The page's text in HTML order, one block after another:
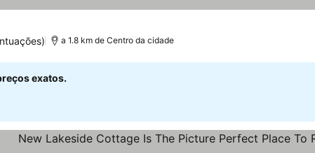
a 1.8 km de Centro da cidade
exatos.